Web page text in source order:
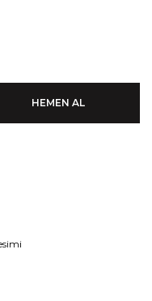
HEMEN AL